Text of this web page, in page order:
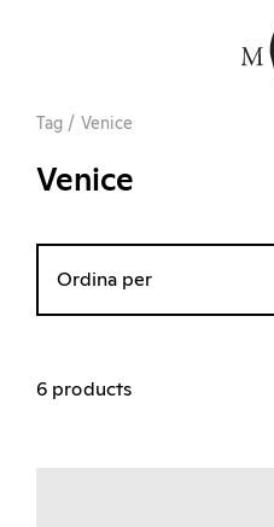
Tag / Venice
Venice
Ordina per
6 products